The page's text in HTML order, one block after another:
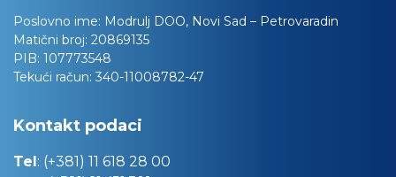
Poslovno ime: Modrulj DOO, Novi Sad – Petrovaradin
Matični broj: 20869135
PIB: 107773548
Tekući račun: 340-11008782-47
Kontakt podaci
Tel: (+381) 11 618 28 00